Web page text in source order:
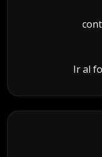
Ir al